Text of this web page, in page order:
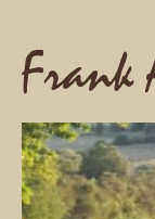
Frank